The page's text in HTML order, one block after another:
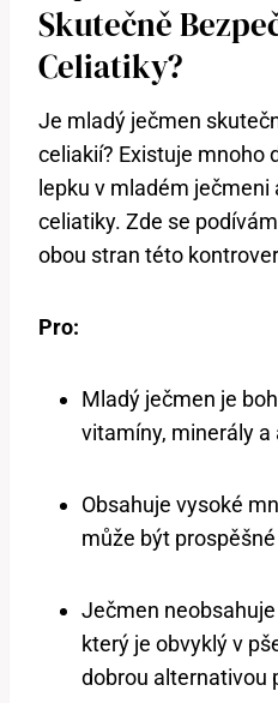
Skutečně
Celiatiky?
Je mladý ječmen
celiakií? Existuje mnoho
lepku v mladém ječmeni
celiatiky. Zde se
obou stran této
Pro:
Mladý ječmen je
vitamíny, minerály a
Obsahuje vysoké
může být
Ječmen
který je obvyklý v
dobrou alternativou